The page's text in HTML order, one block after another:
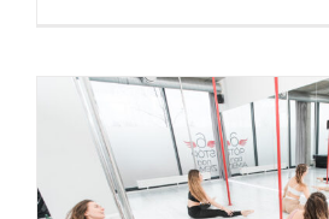
STRETCHING trening na